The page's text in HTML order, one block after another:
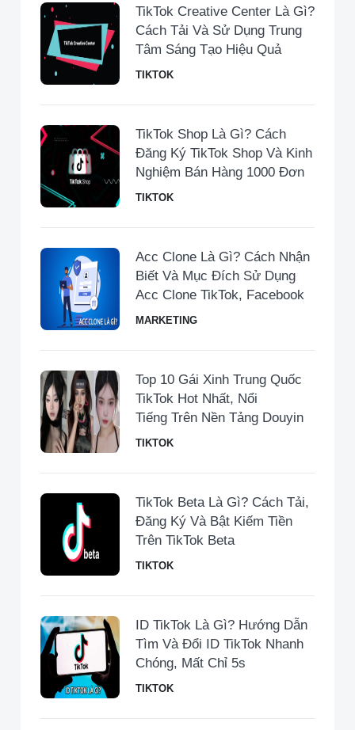
TikTok Creative Center Là Gì?
Cách Tải Và Sử Dụng Trung
Tâm Sáng Tạo Hiệu Quả
TIKTOK
TikTok Shop Là Gì? Cách
Đăng Ký TikTok Shop Và Kinh
Nghiệm Bán Hàng 1000 Đơn
TIKTOK
Acc Clone Là Gì? Cách Nhận
Biết Và Mục Đích Sử Dụng
Acc Clone TikTok, Facebook
MARKETING
Top 10 Gái Xinh Trung Quốc
TikTok Hot Nhất, Nổi
Tiếng Trên Nền Tảng Douyin
TIKTOK
TikTok Beta Là Gì? Cách Tải,
Đăng Ký Và Bật Kiếm Tiền
Trên TikTok Beta
TIKTOK
ID TikTok Là Gì? Hướng Dẫn
Tìm Và Đổi ID TikTok Nhanh
Chóng, Mất Chỉ 5s
TIKTOK